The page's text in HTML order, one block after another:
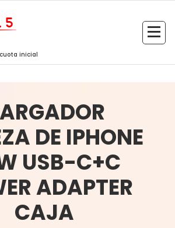
inicial
DE IPHONE
USB-C+C
ADAPTER
CAJA